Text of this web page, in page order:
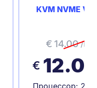
KVM NVME
€ 14.00 /
€